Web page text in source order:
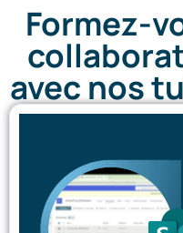
Formez-
avec nos